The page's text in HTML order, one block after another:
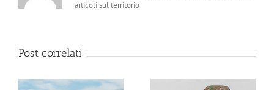
articoli sul territorio
Post correlati